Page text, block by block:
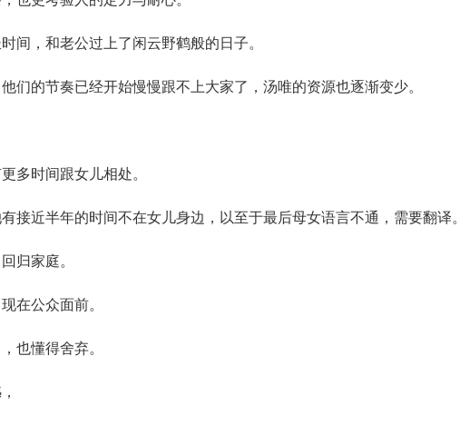
间，和老公过上了闲云野鹤般的日子。
们的节奏已经开始慢慢跟不上大家了，汤唯的资源也逐渐变少。
多时间跟女儿相处。
接近半年的时间不在女儿身边，以至于最后母女语言不通，需要翻译。
归家庭。
在公众面前。
也懂得舍弃。